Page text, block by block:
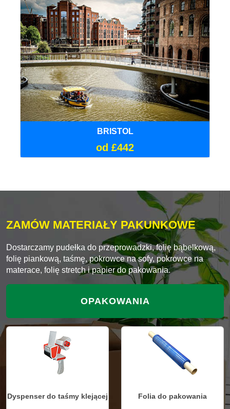
BRISTOL
od £442
ZAMÓW MATERIAŁY PAKUNKOWE
Dostarczamy pudełka do przeprowadzki, folię bąbelkową,
folię piankową, taśmę, pokrowce na sofy, pokrowce na
materace, folię stretch i papier do pakowania.
OPAKOWANIA
Dyspenser do taśmy klejącej Folia do pakowania